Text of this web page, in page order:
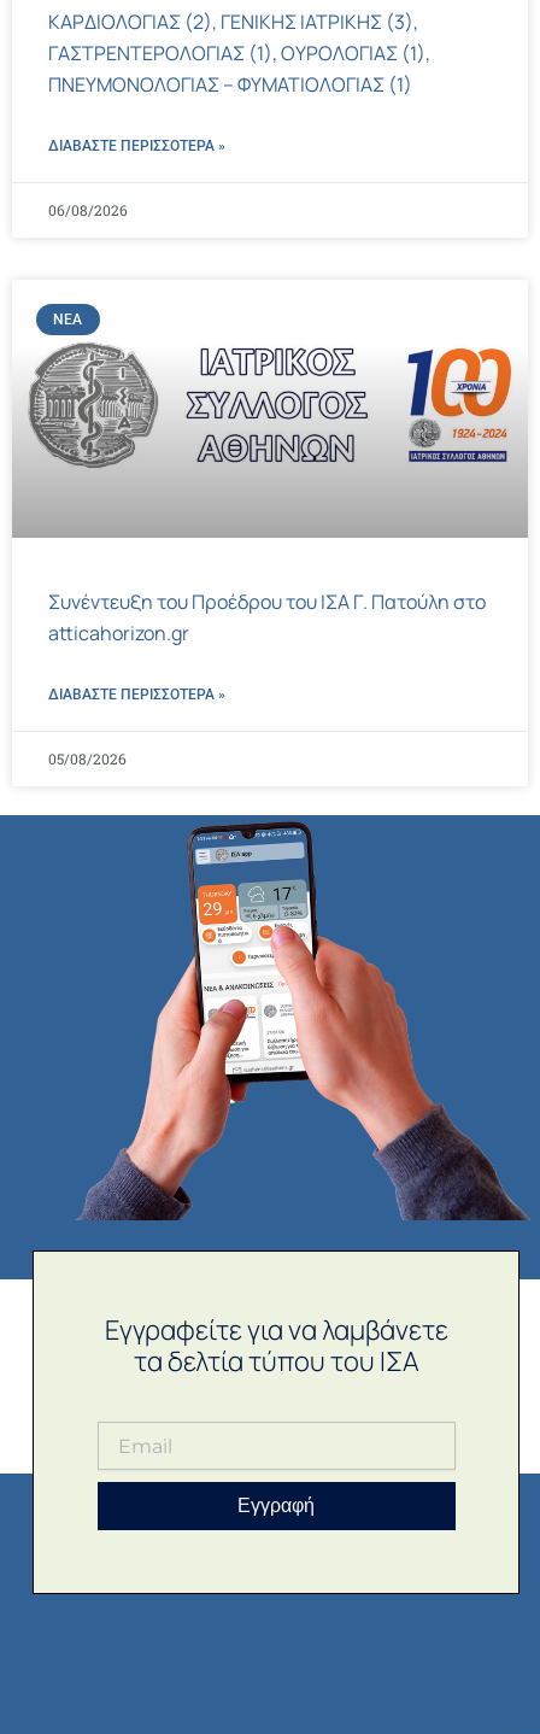
ΚΑΡΔΙΟΛΟΓΙΑΣ (2), ΓΕΝΙΚΗΣ ΙΑΤΡΙΚΗΣ (3),
ΓΑΣΤΡΕΝΤΕΡΟΛΟΓΙΑΣ (1), ΟΥΡΟΛΟΓΙΑΣ (1),
ΠΝΕΥΜΟΝΟΛΟΓΙΑΣ – ΦΥΜΑΤΙΟΛΟΓΙΑΣ (1)
ΔΙΑΒΑΣΤΕ ΠΕΡΙΣΣΌΤΕΡΑ »
06/08/2026
ΝΈΑ
Συνέντευξη του Προέδρου του ΙΣΑ Γ. Πατούλη στο
atticahorizon.gr
ΔΙΑΒΑΣΤΕ ΠΕΡΙΣΣΌΤΕΡΑ »
05/08/2026
Εγγραφείτε για να λαμβάνετε
τα δελτία τύπου του ΙΣΑ
Εγγραφή